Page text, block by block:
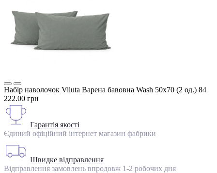
Набір наволочок Viluta Варена бавовна Wash 50х70 (2 од.) 84
222.00 грн
Гарантія якості
Єдиний офіційний інтернет магазин фабрики
Швидке відправлення
Відправлення замовлень впродовж 1-2 робочих дня